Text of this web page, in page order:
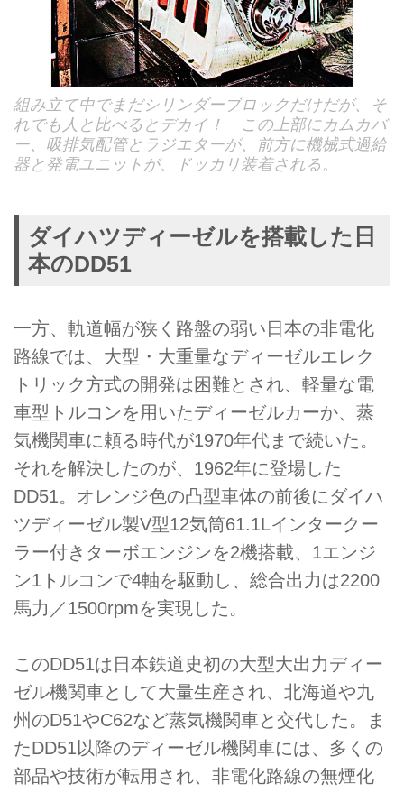
組み立て中でまだシリンダーブロックだけだが、そ
れでも人と比べるとデカイ！ この上部にカムカバ
ー、吸排気配管とラジエターが、前方に機械式過給
器と発電ユニットが、ドッカリ装着される。
ダイハツディーゼルを搭載した日
本のDD51
一方、軌道幅が狭く路盤の弱い日本の非電化
路線では、大型・大重量なディーゼルエレク
トリック方式の開発は困難とされ、軽量な電
車型トルコンを用いたディーゼルカーか、蒸
気機関車に頼る時代が1970年代まで続いた。
それを解決したのが、1962年に登場した
DD51。オレンジ色の凸型車体の前後にダイハ
ツディーゼル製V型12気筒61.1Lインタークー
ラー付きターボエンジンを2機搭載、1エンジ
ン1トルコンで4軸を駆動し、総合出力は2200
馬力／1500rpmを実現した。
このDD51は日本鉄道史初の大型大出力ディー
ゼル機関車として大量生産され、北海道や九
州のD51やC62など蒸気機関車と交代した。ま
たDD51以降のディーゼル機関車には、多くの
部品や技術が転用され、非電化路線の無煙化